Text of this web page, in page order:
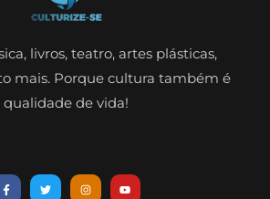
livros, teatro, artes plásticas,
mais. Porque cultura também é
qualidade de vida!